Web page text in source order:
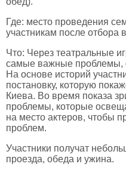
Где: место проведения
участникам после отбора
Что: Через театральные
самые важные проблемы,
На основе историй
постановку, которую
Киева. Во время показа
проблемы, которые
на место актеров, чтобы
проблем.
Участники получат
проезда, обеда и ужина.